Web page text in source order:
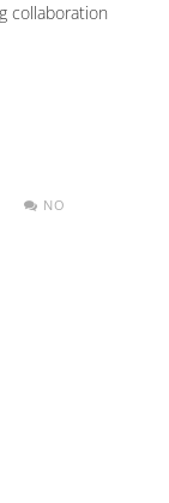
collaboration
NO